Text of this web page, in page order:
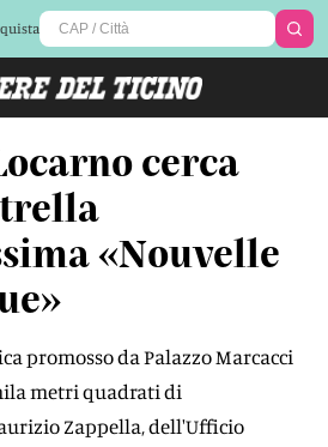
cerca
«Nouvelle
promosso da Palazzo Marcacci
metri quadrati di
Zappella, dell'Ufficio